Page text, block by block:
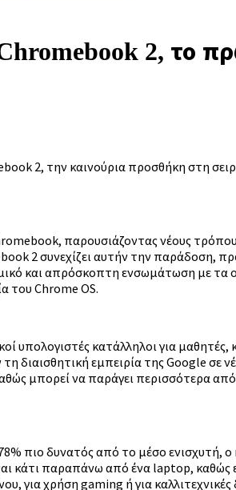
2, το
2, την καινούρια προσθήκη στη
παρουσιάζοντας νέους
2 συνεχίζει αυτήν την παράδοση,
και απρόσκοπτη ενσωμάτωση με
του Chrome OS.
κατάλληλοι για μαθητές,
διαισθητική εμπειρία της Google
μπορεί να παράγει περισσότερα
πιο δυνατός από το μέσο
κάτι παραπάνω από ένα laptop, καθώς
για χρήση gaming ή για